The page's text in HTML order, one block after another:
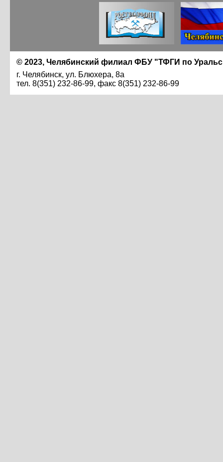
© 2023, Челябинский филиал ФБУ "ТФГИ по
г. Челябинск, ул. Блюхера, 8а
тел. 8(351) 232-86-99, факс 8(351) 232-86-99